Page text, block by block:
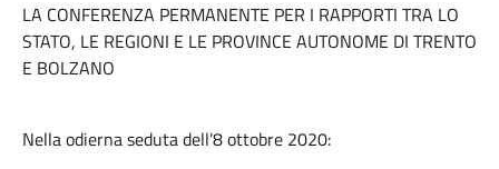
LA CONFERENZA PERMANENTE PER I RAPPORTI TRA LO
STATO, LE REGIONI E LE PROVINCE AUTONOME DI TRENTO
E BOLZANO
Nella odierna seduta dell’8 ottobre 2020: